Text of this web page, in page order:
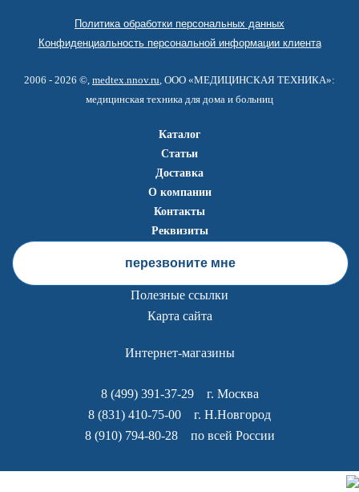
Политика обработки персональных данных
Конфиденциальность персональной информации клиента
2006 - 2026 ©, medtex.nnov.ru , ООО «МЕДИЦИНСКАЯ ТЕХНИКА»:
медицинская техника для дома и больниц
Каталог
Статьи
Доставка
О компании
Контакты
Реквизиты
перезвоните мне
Полезные ссылки
Карта сайта
Интернет-магазины
8 (499) 391-37-29г. Москва
8 (831) 410-75-00 г. Н.Новгород
8 (910) 794-80-28по всей России